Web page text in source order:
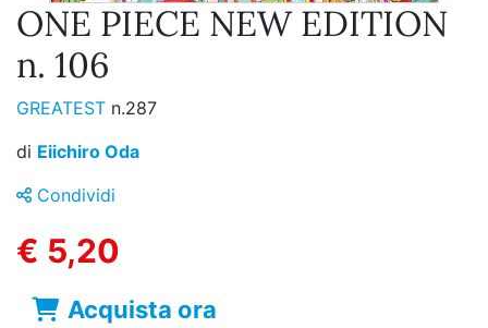
ONE PIECE NEW EDITION
n. 106
GREATEST n.287
di Eiichiro Oda
Condividi
€ 5,20
Acquista ora